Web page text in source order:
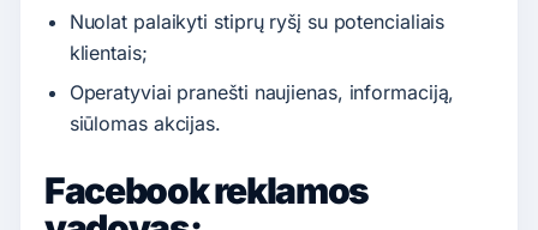
Nuolat palaikyti stiprų ryšį su potencialiais
klientais;
Operatyviai pranešti naujienas, informaciją,
siūlomas akcijas.
Facebook reklamos